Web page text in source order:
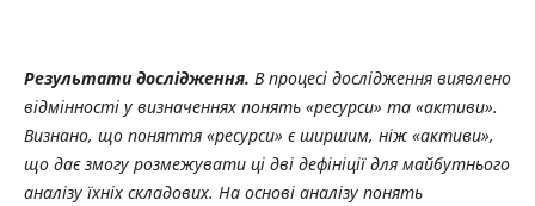
Результатидослідження. В процесі дослідження виявлено
відмінності у визначеннях понять «ресурси» та «активи».
Визнано, що поняття «ресурси» є ширшим, ніж «активи»,
що дає змогу розмежувати ці дві дефініції для майбутнього
аналізу їхніх складових. На основі аналізу понять